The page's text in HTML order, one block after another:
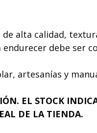
alta calidad,
debe ser
artesanías y
EL STOCK
DE LA TIENDA.